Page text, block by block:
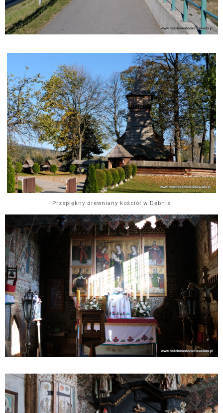
Przepiękny drewniany kościół w Dębnie